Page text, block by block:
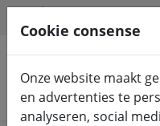
Zoek producten
Cookie consense
Onze website maakt
en advertenties te
analyseren, social